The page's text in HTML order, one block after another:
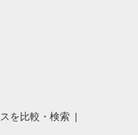
を比較・検索